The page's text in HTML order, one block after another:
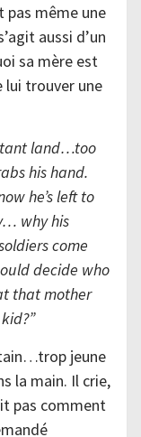
pas même une
aussi d’un
sa mère est
lui trouver une
land…too
his hand.
he’s left to
why his
come
decide who
that mother
jeune
la main. Il crie,
pas comment